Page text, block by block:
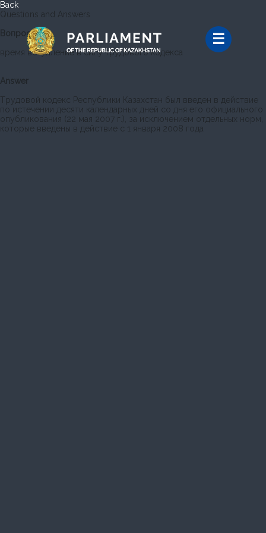
Back
Questions and Answers
Вопрос
время вступление в силу трудового кодекса
Answer
Трудовой кодекс Республики Казахстан был введен в действие
по истечении десяти календарных дней со дня его официального
опубликования (22 мая 2007 г.), за исключением отдельных норм,
которые введены в действие с 1 января 2008 года